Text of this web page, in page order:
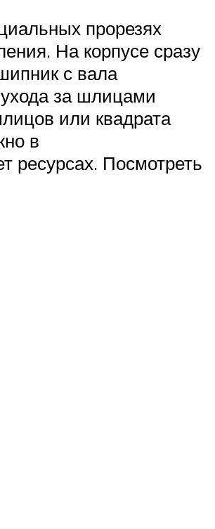
прорезях
На корпусе сразу
с вала
за шлицами
или квадрата
в
ресурсах. Посмотреть